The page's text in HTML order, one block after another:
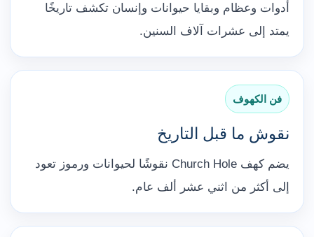
أدوات وعظام وبقايا حيوانات وإنسان تكشف تاريخًا
يمتد إلى عشرات آلاف السنين.
فن الكهوف
نقوش ما قبل التاريخ
يضم كهف Church Hole نقوشًا لحيوانات ورموز تعود
إلى أكثر من اثني عشر ألف عام.